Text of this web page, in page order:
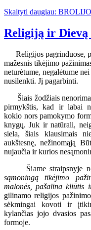
Skaityti daugiau:
Religiją ir
Religijos pagrinduose,
mažesnis tikėjimo
neturėtume, negalėtume
nusilenkti. Jį pagarbinti.
Šiais žodžiais nenorima
pirmykštis, kad ir labai
kokio nors pamokymo
knygų. Juk ir natūrali,
siela, šiais klausimais
aukštesnę, nežinomąją
nujaučia ir kurios
Šiame straipsnyje
sąmoningą tikėjimo
malonės, pašalina kliūtis
gilinamo religijos
sėkmingai kovoti ir
kylančias jojo dvasios
formoje.